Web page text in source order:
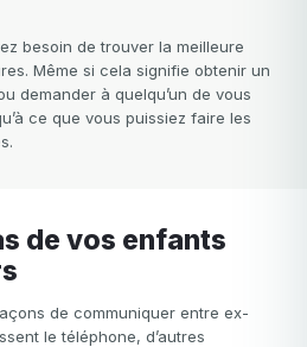
besoin de trouver la meilleure
Même si cela signifie obtenir un
demander à quelqu’un de vous
ce que vous puissiez faire les
de communiquer entre ex-
le téléphone, d’autres